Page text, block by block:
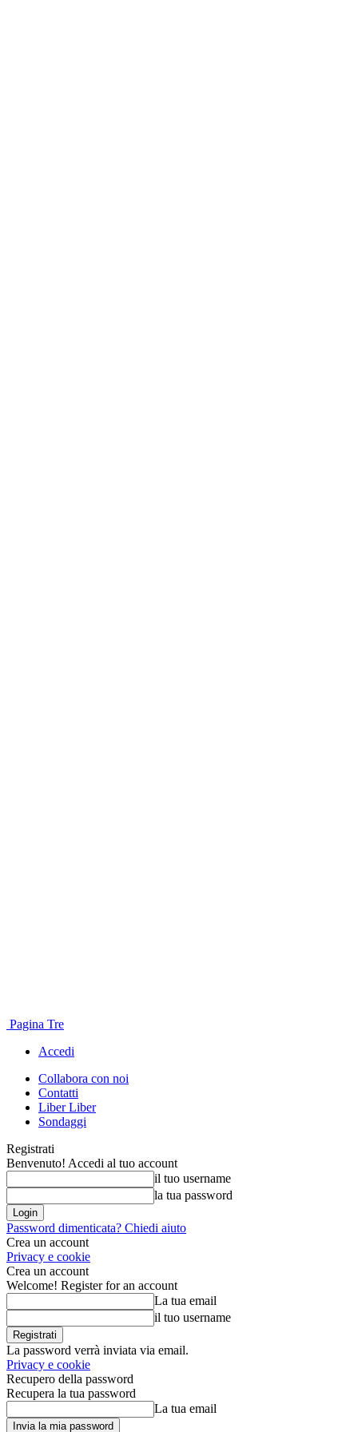
Pagina Tre
Accedi
Collabora con noi
Contatti
Liber Liber
Sondaggi
Registrati
Benvenuto! Accedi al tuo account
il tuo username
la tua password
Password dimenticata? Chiedi aiuto
Crea un account
Privacy e cookie
Crea un account
Welcome! Register for an account
La tua email
il tuo username
La password verrà inviata via email.
Privacy e cookie
Recupero della password
Recupera la tua password
La tua email